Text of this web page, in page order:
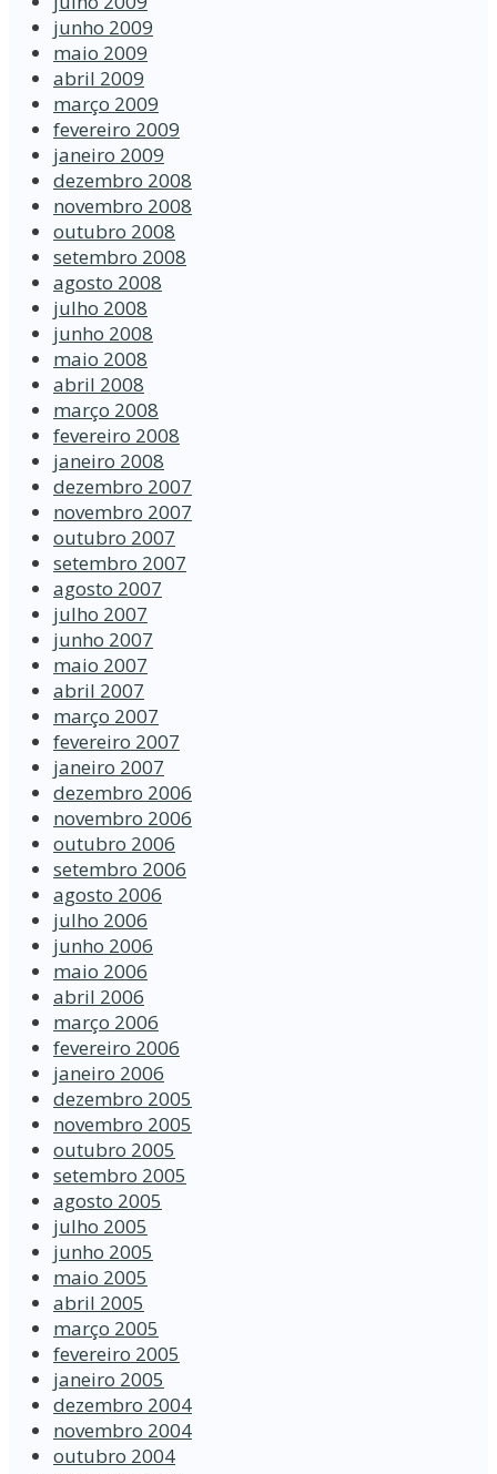
junho 2009
maio 2009
abril 2009
março 2009
fevereiro 2009
janeiro 2009
dezembro 2008
novembro 2008
outubro 2008
setembro 2008
agosto 2008
julho 2008
junho 2008
maio 2008
abril 2008
março 2008
fevereiro 2008
janeiro 2008
dezembro 2007
novembro 2007
outubro 2007
setembro 2007
agosto 2007
julho 2007
junho 2007
maio 2007
abril 2007
março 2007
fevereiro 2007
janeiro 2007
dezembro 2006
novembro 2006
outubro 2006
setembro 2006
agosto 2006
julho 2006
junho 2006
maio 2006
abril 2006
março 2006
fevereiro 2006
janeiro 2006
dezembro 2005
novembro 2005
outubro 2005
setembro 2005
agosto 2005
julho 2005
junho 2005
maio 2005
abril 2005
março 2005
fevereiro 2005
janeiro 2005
dezembro 2004
novembro 2004
outubro 2004